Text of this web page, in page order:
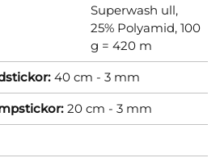
Superwash ull,
25% Polyamid, 100
g = 420 m
40 cm - 3 mm
20 cm - 3 mm